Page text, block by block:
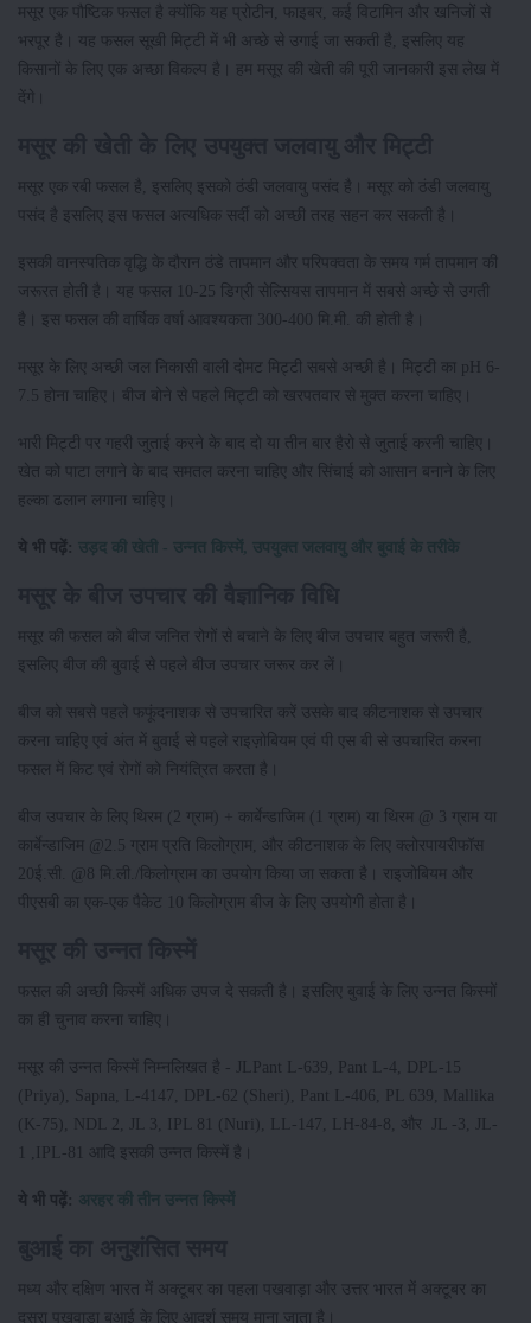
मसूर एक पौष्टिक फसल है क्योंकि यह प्रोटीन, फाइबर, कई विटामिन और खनिजों से
भरपूर है। यह फसल सूखी मिट्टी में भी अच्छे से उगाई जा सकती है, इसलिए यह
किसानों के लिए एक अच्छा विकल्प है। हम मसूर की खेती की पूरी जानकारी इस लेख में
देंगे।
मसूर एक रबी फसल है, इसलिए इसको ठंडी जलवायु पसंद है। मसूर को ठंडी जलवायु
पसंद है इसलिए इस फसल अत्यधिक सर्दी को अच्छी तरह सहन कर सकती है।
इसकी वानस्पतिक वृद्धि के दौरान ठंडे तापमान और परिपक्वता के समय गर्म तापमान की
जरूरत होती है। यह फसल 10-25 डिग्री सेल्सियस तापमान में सबसे अच्छे से उगती
है। इस फसल की वार्षिक वर्षा आवश्यकता 300-400 मि.मी. की होती है।
मसूर के लिए अच्छी जल निकासी वाली दोमट मिट्टी सबसे अच्छी है। मिट्टी का pH 6-
7.5 होना चाहिए। बीज बोने से पहले मिट्टी को खरपतवार से मुक्त करना चाहिए।
भारी मिट्टी पर गहरी जुताई करने के बाद दो या तीन बार हैरो से जुताई करनी चाहिए।
खेत को पाटा लगाने के बाद समतल करना चाहिए और सिंचाई को आसान बनाने के लिए
हल्का ढलान लगाना चाहिए।
ये भी पढ़ें: उड़द की खेती - उन्नत किस्में, उपयुक्त जलवायु और बुवाई के तरीके
मसूर की फसल को बीज जनित रोगों से बचाने के लिए बीज उपचार बहुत जरूरी है,
इसलिए बीज की बुवाई से पहले बीज उपचार जरूर कर लें।
बीज को सबसे पहले फफूंदनाशक से उपचारित करें उसके बाद कीटनाशक से उपचार
करना चाहिए एवं अंत में बुवाई से पहले राइज़ोबियम एवं पी एस बी से उपचारित करना
फसल में किट एवं रोगों को नियंत्रित करता है।
बीज उपचार के लिए थिरम (2 ग्राम) + कार्बेन्डाजिम (1 ग्राम) या थिरम @ 3 ग्राम या
कार्बेन्डाजिम @2.5 ग्राम प्रति किलोग्राम, और कीटनाशक के लिए क्लोरपायरीफॉस
20ई.सी. @8 मि.ली./किलोग्राम का उपयोग किया जा सकता है। राइजोबियम और
पीएसबी का एक-एक पैकेट 10 किलोग्राम बीज के लिए उपयोगी होता है।
फसल की अच्छी किस्में अधिक उपज दे सकती है। इसलिए बुवाई के लिए उन्नत किस्मों
का ही चुनाव करना चाहिए।
मसूर की उन्नत किस्में निम्नलिखत है - JLPant L-639, Pant L-4, DPL-15
(Priya), Sapna, L-4147, DPL-62 (Sheri), Pant L-406, PL 639, Mallika
(K-75), NDL 2, JL 3, IPL 81 (Nuri), LL-147, LH-84-8, और JL -3, JL-
1 ,IPL-81 आदि इसकी उन्नत किस्में है।
ये भी पढ़ें: अरहर की तीन उन्नत किस्में
मध्य और दक्षिण भारत में अक्टूबर का पहला पखवाड़ा और उत्तर भारत में अक्टूबर का
दूसरा पखवाड़ा बुआई के लिए आदर्श समय माना जाता है।